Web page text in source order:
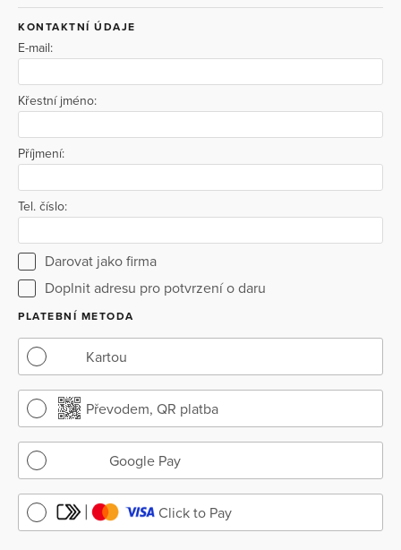
biologickou matkou a otcem. I proto děláme tuto kampaň.
Bez vaší podpory v ní ale pokračovat nemůžeme.
Nečerpáme žádné finanční prostředky daňových
Vaši pomoc a důvěru.
KONTAKTNÍ ÚDAJE
E-mail:
Křestní jméno:
Příjmení:
Tel. číslo:
Darovat jako firma
Doplnit adresu pro potvrzení o daru
PLATEBNÍ METODA
Kartou
Převodem, QR platba
Google Pay
Click to Pay